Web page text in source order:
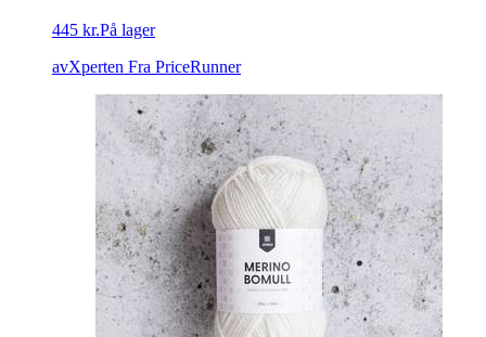
445 kr.På lager
avXperten Fra PriceRunner